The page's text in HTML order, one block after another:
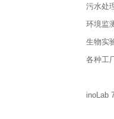
污水处
环境监
生物实
各种工
inoLab